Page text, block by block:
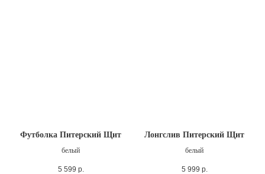
Футболка Питерский Щит
белый
5 599 р.
Лонгслив Питерский Щит
белый
5 999 р.